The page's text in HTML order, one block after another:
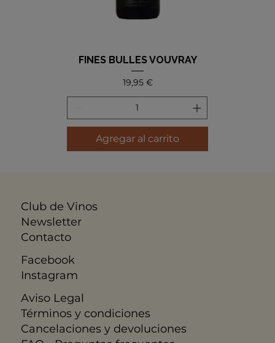
Club de Vinos
Newsletter
Contacto
Facebook
Instagram
Aviso Legal
​Términos y condiciones
Cancelaciones y devoluciones
FINES BULLES VOUVRAY
Precio
19,95 €
Agregar al carrito